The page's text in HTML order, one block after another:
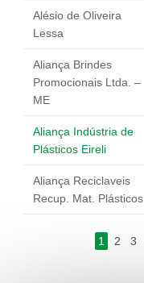
Alésio de Oliveira
Lessa
Aliança Brindes
Promocionais Ltda. –
ME
Aliança Indústria de
Plásticos Eireli
Aliança Reciclaveis
Recup. Mat. Plásticos
1 2 3